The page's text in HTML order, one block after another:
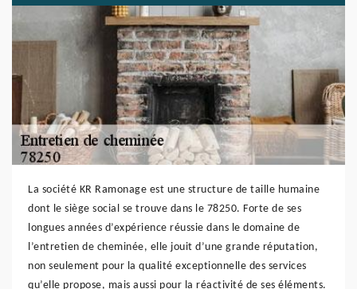
La société KR Ramonage est une structure de taille humaine
dont le siège social se trouve dans le 78250. Forte de ses
longues années d’expérience réussie dans le domaine de
l’entretien de cheminée, elle jouit d’une grande réputation,
non seulement pour la qualité exceptionnelle des services
qu’elle propose, mais aussi pour la réactivité de ses éléments.